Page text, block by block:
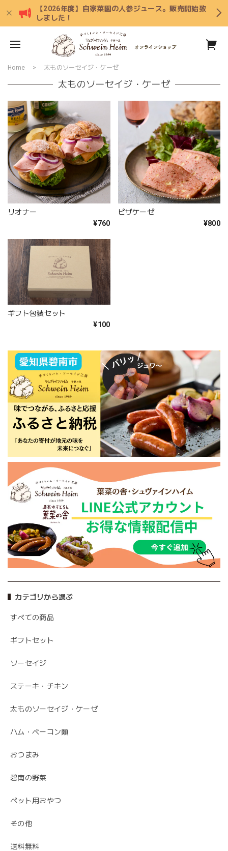
【2026年度】自家菜園の人参ジュース。販売開始致
しました！
カテゴリから選ぶ
すべての商品
ギフトセット
ソーセイジ
ステーキ・チキン
太ものソーセイジ・ケーゼ
ハム・ベーコン類
おつまみ
碧南の野菜
ペット用おやつ
その他
送料無料
Home 太ものソーセイジ・ケーゼ
太ものソーセイジ・ケーゼ
リオナー
¥760
ピザケーゼ
¥800
ギフト包装セット
¥100